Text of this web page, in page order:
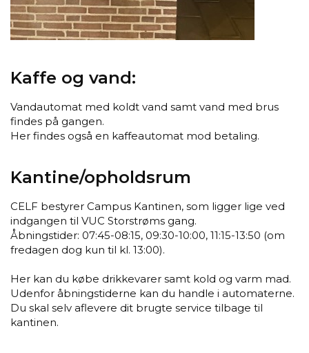
Kaffe og vand:
Vandautomat med koldt vand samt vand med brus
findes på gangen.
Her findes også en kaffeautomat mod betaling.
Kantine/opholdsrum
CELF bestyrer Campus Kantinen, som ligger lige ved
indgangen til VUC Storstrøms gang.
Åbningstider: 07:45-08:15, 09:30-10:00, 11:15-13:50 (om
fredagen dog kun til kl. 13:00).
Her kan du købe drikkevarer samt kold og varm mad.
Udenfor åbningstiderne kan du handle i automaterne.
Du skal selv aflevere dit brugte service tilbage til
kantinen.